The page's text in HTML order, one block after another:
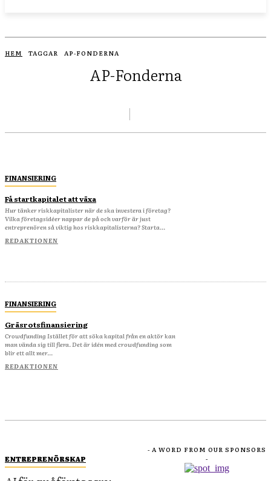
HEM TAGGAR AP-FONDERNA
AP-Fonderna
FINANSIERING
Få startkapitalet att växa
Hur tänker riskkapitalister när de ska investera i företag?
Vilka företagsidéer nappar de på och varför är just
entreprenören så viktig hos riskkapitalisterna? Starta...
REDAKTIONEN
FINANSIERING
Gräsrotsfinansiering
Crowdfunding Istället för att söka kapital från en aktör kan
man vända sig till flera. Det är idén med crowdfunding som
blir ett allt mer...
REDAKTIONEN
ENTREPRENÖRSKAP
- A WORD FROM OUR SPONSORS
-